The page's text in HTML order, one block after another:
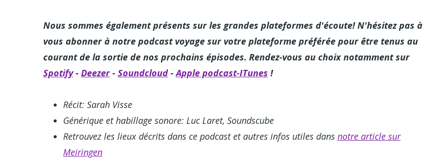
Nous sommes également présents sur les grandes plateformes d'écoute! N'hésitez pas à
vous abonner à notre podcast voyage sur votre plateforme préférée pour être tenus au
courant de la sortie de nos prochains épisodes. Rendez-vous au choix notamment sur
Spotify- Deezer- Soundcloud -Apple podcast-ITunes !
Récit: Sarah Visse
Générique et habillage sonore: Luc Laret, Soundscube
Retrouvez les lieux décrits dans ce podcast et autres infos utiles dans notre article sur
Meiringen